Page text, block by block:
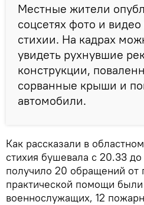
Местные жители
соцсетях фото и
стихии. На кадрах
увидеть рухнувшие
конструкции,
сорванные крыши и
автомобили.
Как рассказали в
стихия бушевала с 20.33
получило 20 обращений от
практической помощи
военнослужащих, 12